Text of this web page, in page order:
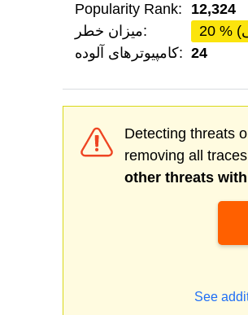
Popularity Rank:
12,324
میزان خطر:
کامپیوترهای آلوده: 24
Detecting threats
removing all
other threats
See